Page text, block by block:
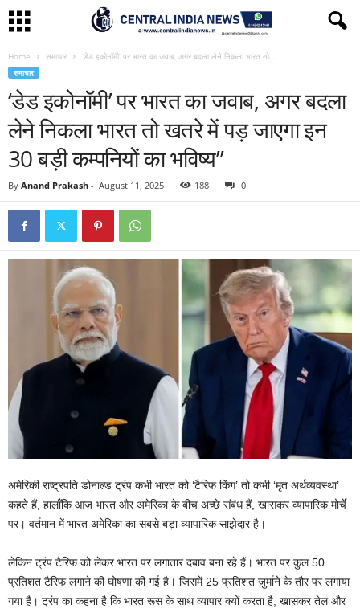
Home समाचार ‘डेड इकोनॉमी’ पर भारत का जवाब, अगर बदला लेने निकला भारत तो...
समाचार
‘डेड इकोनॉमी’ पर भारत का जवाब, अगर बदला
लेने निकला भारत तो खतरे में पड़ जाएगा इन
30 बड़ी कम्पनियों का भविष्य”
By Anand Prakash - August 11, 2025 188 0
अमेरिकी राष्ट्रपति डोनाल्ड ट्रंप कभी भारत को ‘टैरिफ किंग’ तो कभी ‘मृत अर्थव्यवस्था’
कहते हैं, हालाँकि आज भारत और अमेरिका के बीच अच्छे संबंध हैं, खासकर व्यापारिक मोर्चे
पर। वर्तमान में भारत अमेरिका का सबसे बड़ा व्यापारिक साझेदार है।
लेकिन ट्रंप टैरिफ को लेकर भारत पर लगातार दबाव बना रहे हैं। भारत पर कुल 50
प्रतिशत टैरिफ लगाने की घोषणा की गई है। जिसमें 25 प्रतिशत जुर्माने के तौर पर लगाया
गया है। ट्रंप का कहना है कि भारत रूस के साथ व्यापार क्यों करता है, खासकर तेल और